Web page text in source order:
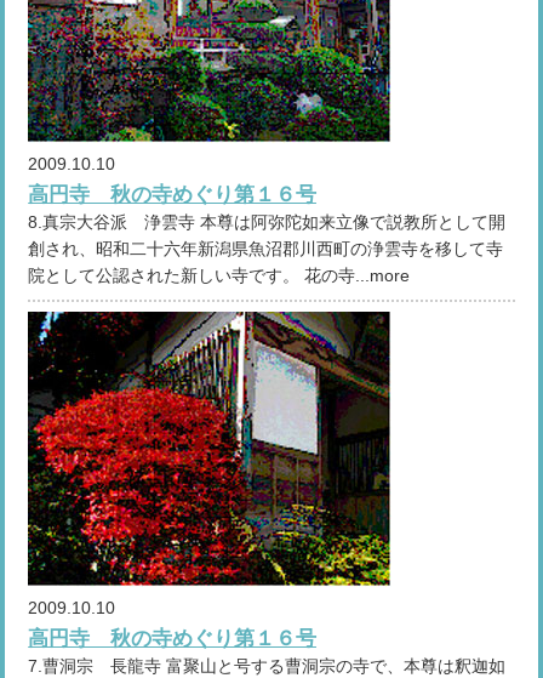
2009.10.10
高円寺 秋の寺めぐり第１６号
8.真宗大谷派 浄雲寺 本尊は阿弥陀如来立像で説教所として開
創され、昭和二十六年新潟県魚沼郡川西町の浄雲寺を移して寺
院として公認された新しい寺です。 花の寺...more
2009.10.10
高円寺 秋の寺めぐり第１６号
7.曹洞宗 長龍寺 富聚山と号する曹洞宗の寺で、本尊は釈迦如